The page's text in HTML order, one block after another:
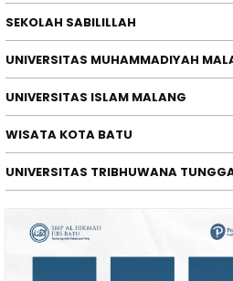
Utara
08/2026
SEKOLAH SABILILLAH
UNIVERSITAS MUHAMMADIYAH
UNIVERSITAS ISLAM MALANG
WISATA KOTA BATU
UNIVERSITAS TRIBHUWANA